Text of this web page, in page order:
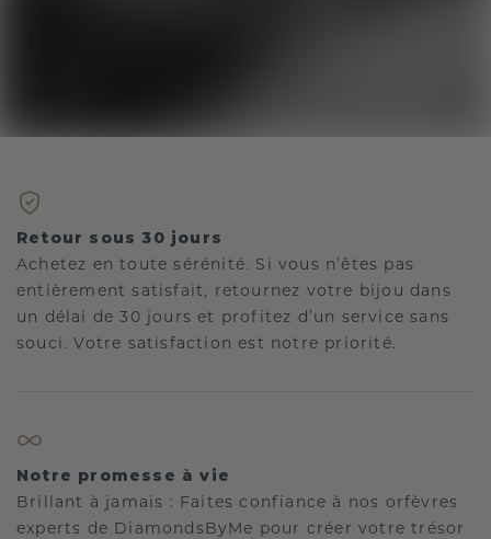
Retour sous 30 jours
Achetez en toute sérénité. Si vous n’êtes pas
entièrement satisfait, retournez votre bijou dans
un délai de 30 jours et profitez d’un service sans
souci. Votre satisfaction est notre priorité.
Notre promesse à vie
Brillant à jamais : Faites confiance à nos orfèvres
experts de DiamondsByMe pour créer votre trésor